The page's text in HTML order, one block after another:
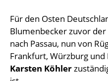
Für den Osten
Blumenbecker zuvor der
nach Passau, nun von
Frankfurt, Würzburg
Karsten Köhler